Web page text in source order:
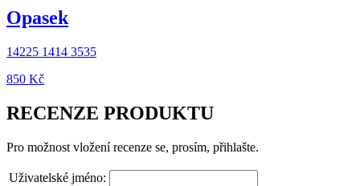
Opasek
14225 1414 3535
850 ‎Kč
RECENZE PRODUKTU
Pro možnost vložení recenze se, prosím, přihlašte.
Uživatelské jméno: